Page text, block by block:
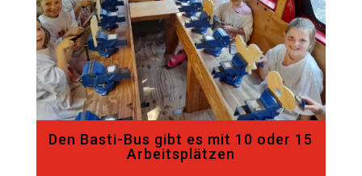
Den Basti-Bus gibt es mit 10 oder 15
Arbeitsplätzen